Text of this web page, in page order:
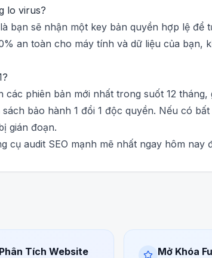
lo virus?
bạn sẽ nhận một key bản quyền hợp lệ để
an toàn cho máy tính và dữ liệu của bạn,
phiên bản mới nhất trong suốt 12
bảo hành 1 đổi 1 độc quyền. Nếu có
gián đoạn.
audit SEO mạnh mẽ nhất ngay hôm nay
Tích Website
Mở Khóa